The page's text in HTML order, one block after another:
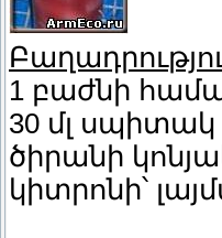
1 բաժնի
30 մլ սպիտակ
ծիրանի
կիտրոնի՝